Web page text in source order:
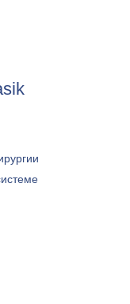
более